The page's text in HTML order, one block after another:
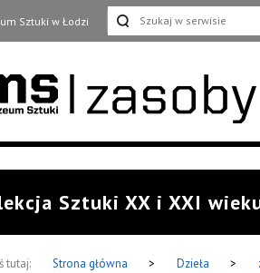
Sztuki w Łodzi
Sztuki XX i XXI
tutaj: Strona główna > Dzieła >